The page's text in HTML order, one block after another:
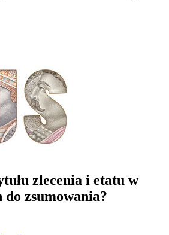
zlecenia i etatu w
do zsumowania?